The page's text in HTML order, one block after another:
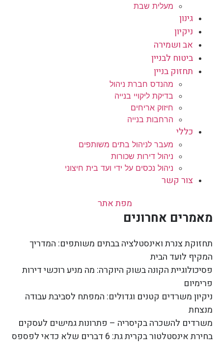
מעלית שבת
גינון
ניקיון
אב ושמירה
ביטוח לבניין
תחזוק בניין
מהנדס חברת ניהול
בדיקת ליקויי בנייה
חיזוק אריחים
הרחבות בנייה
כללי
מעבר לניהול בתים משותפים
ניהול דירות שכורות
ניהול נכסים על ידי ועד בית חיצוני
צור קשר
מפת אתר
מאמרים אחרונים
תחזוקת צנרת ואינסטלציה בבתים משותפים: המדריך
המקיף לועד הבית
פסיכולוגיית הקונה בשוק היוקרה: מה מניע רוכשי דירות
פרימיום
ניקיון משרדים קטנים וגדולים: המפתח לסביבת עבודה
מנצחת
משרדים להשכרה בקיסריה – פתרונות גמישים לעסקים
בחירת אינסטלטור בקרית גת: 6 דברים שלא כדאי לפספס